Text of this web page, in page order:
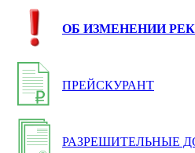
ОБ ИЗМЕНЕНИИ
ПРЕЙСКУРАНТ
РАЗРЕШИТЕЛЬНЫЕ